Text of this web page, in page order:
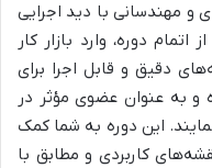
و مهندسانی با دید اجرایی
دوره، وارد بازار کار
دقیق و قابل اجرا برای
و به عنوان عضوی مؤثر در
این دوره به شما کمک
کاربردی و مطابق با